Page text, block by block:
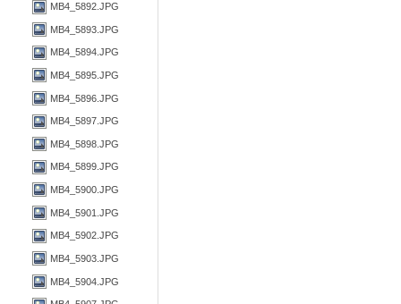
MB4_5892.JPG
MB4_5893.JPG
MB4_5894.JPG
MB4_5895.JPG
MB4_5896.JPG
MB4_5897.JPG
MB4_5898.JPG
MB4_5899.JPG
MB4_5900.JPG
MB4_5901.JPG
MB4_5902.JPG
MB4_5903.JPG
MB4_5904.JPG